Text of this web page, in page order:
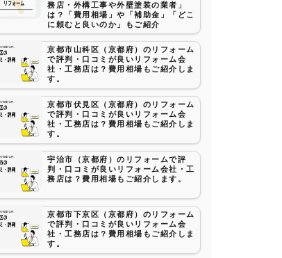
務店・外構工事や外壁塗装の業者」
は？「費用相場」や「補助金」「どこ
に頼むと良いのか」もご紹介
京都市山科区（京都府）のリフォーム
で評判・口コミが良いリフォーム会
社・工務店は？費用相場もご紹介しま
す。
京都市伏見区（京都府）のリフォーム
で評判・口コミが良いリフォーム会
社・工務店は？費用相場もご紹介しま
す。
宇治市（京都府）のリフォームで評
判・口コミが良いリフォーム会社・工
務店は？費用相場もご紹介します。
京都市下京区（京都府）のリフォーム
で評判・口コミが良いリフォーム会
社・工務店は？費用相場もご紹介しま
す。